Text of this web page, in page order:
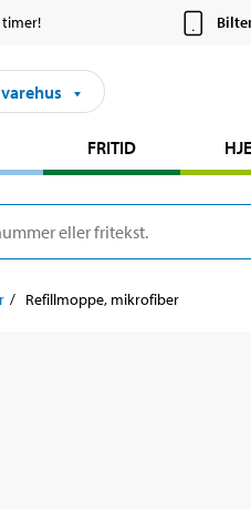
FRITID
Refillmoppe, mikrofiber